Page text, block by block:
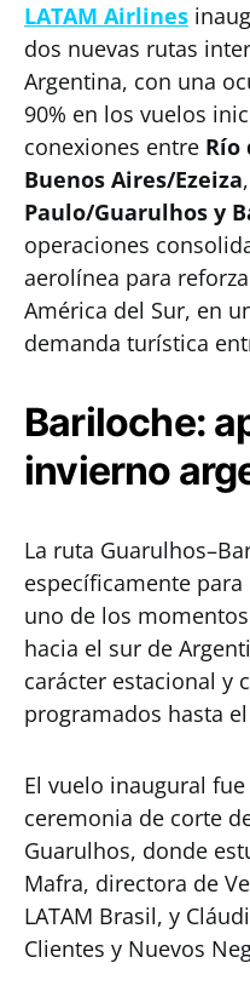
LATAM Airlines
dos nuevas rutas
Argentina, con una
90% en los vuelos
conexiones entre Río
Buenos Aires/Ezeiza
Paulo/Guarulhos y
operaciones
aerolínea para
América del Sur, en
demanda turística
Bariloche:
invierno
La ruta
específicamente
uno de los
hacia el sur de
carácter estacional y
programados hasta
El vuelo inaugural
ceremonia de corte
Guarulhos, donde
Mafra, directora de
LATAM Brasil, y
Clientes y Nuevos